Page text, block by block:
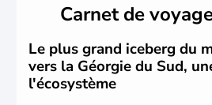
Carnet de
Le plus grand iceberg du
vers la Géorgie du Sud,
l'écosystème